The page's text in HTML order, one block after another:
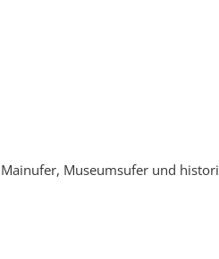
Museumsufer und